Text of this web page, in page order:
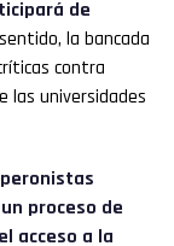
de
la bancada
contra
las universidades
proceso de
acceso a la